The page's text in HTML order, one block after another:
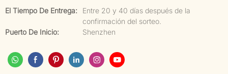
El Tiempo De Entrega:
Entre 20 y 40 días después de la
confirmación del sorteo.
Puerto De Inicio:
Shenzhen